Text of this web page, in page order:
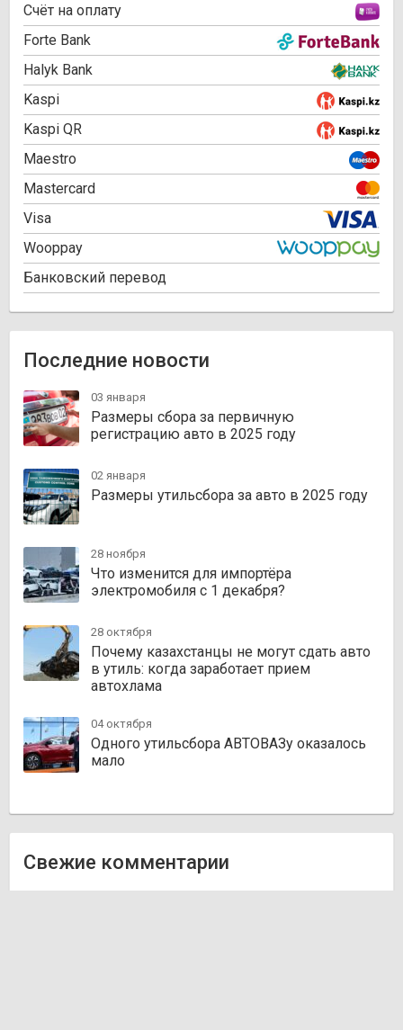
Cчёт на оплату
Forte Bank
Halyk Bank
Kaspi
Kaspi QR
Maestro
Mastercard
Visa
Wooppay
Банковский перевод
Последние новости
03 января
Размеры сбора за первичную
регистрацию авто в 2025 году
02 января
Размеры утильсбора за авто в 2025 году
28 ноября
Что изменится для импортёра
электромобиля с 1 декабря?
28 октября
Почему казахстанцы не могут сдать авто
в утиль: когда заработает прием
автохлама
04 октября
Одного утильсбора АВТОВАЗу оказалось
мало
Свежие комментарии